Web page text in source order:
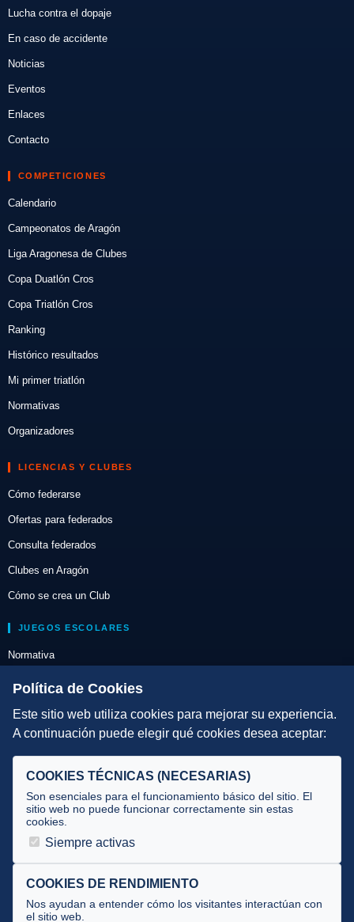
Lucha contra el dopaje
En caso de accidente
Noticias
Eventos
Enlaces
Contacto
COMPETICIONES
Calendario
Campeonatos de Aragón
Liga Aragonesa de Clubes
Copa Duatlón Cros
Copa Triatlón Cros
Ranking
Histórico resultados
Mi primer triatlón
Normativas
Organizadores
LICENCIAS Y CLUBES
Cómo federarse
Ofertas para federados
Consulta federados
Clubes en Aragón
Cómo se crea un Club
JUEGOS ESCOLARES
Normativa
Escuelas de Triatlón
DIRECCIÓN TÉCNICA
Selecciones
Tecnificación
JUECES Y OFICIALES
Documentos
Cursos
Política de Cookies
Este sitio web utiliza cookies para mejorar su experiencia.
A continuación puede elegir qué cookies desea aceptar:
COOKIES TÉCNICAS (NECESARIAS)
Son esenciales para el funcionamiento básico del sitio. El
sitio web no puede funcionar correctamente sin estas
cookies.
Siempre activas
COOKIES DE RENDIMIENTO
Nos ayudan a entender cómo los visitantes interactúan con
el sitio web.